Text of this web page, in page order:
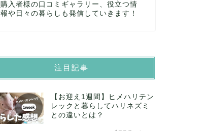
購入者様の口コミギャラリー、役立つ情
報や日々の暮らしも発信していきます！
注目記事
【お迎え1週間】ヒメハリテン
レックと暮らしてハリネズミ
との違いとは？